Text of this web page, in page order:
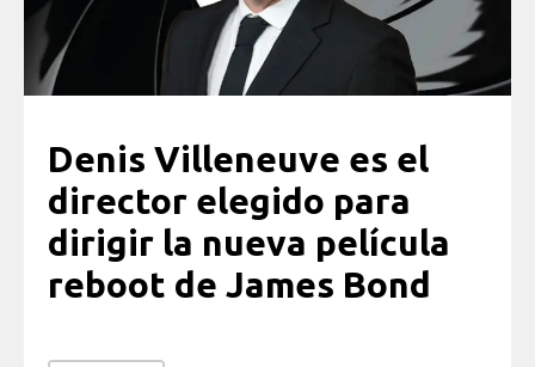
Denis Villeneuve es el
director elegido para
dirigir la nueva película
reboot de James Bond